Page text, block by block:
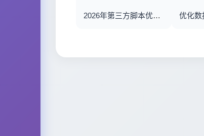
2026年第三方脚本优化策略：掌控外部资源的秘密武器